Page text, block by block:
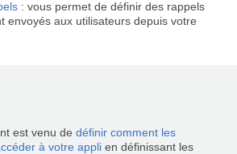
: vous permet de définir des rappels
envoyés aux utilisateurs depuis votre
est venu de définir comment les
à votre appli en définissant les